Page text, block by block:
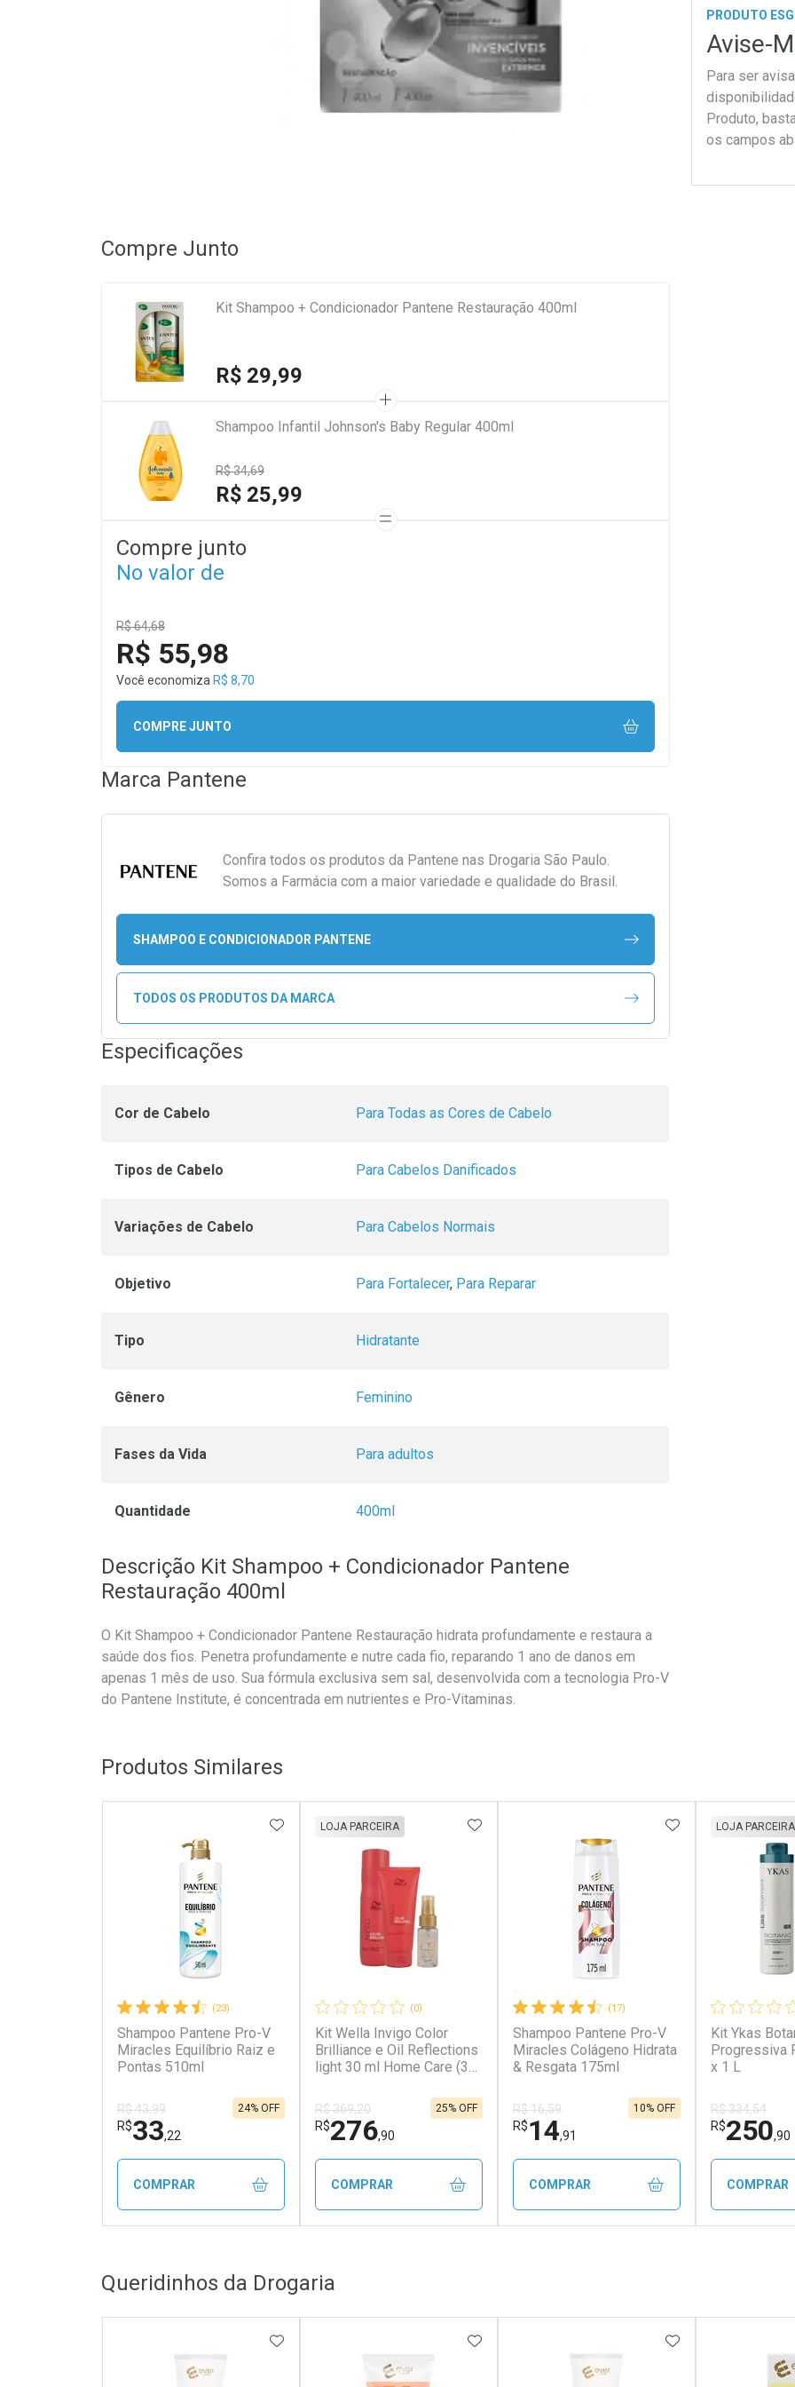
PRODUTO
Avise-
Para ser
Produto,
os campos
Compre Junto
Kit Shampoo + Condicionador Pantene Restauração 400ml
R$ 29,99
Shampoo Infantil Johnson's Baby Regular 400ml
R$ 34,69
R$ 25,99
Compre junto
No valor de
R$ 64,68
R$ 55,98
Você economiza R$ 8,70
COMPRE JUNTO
Marca Pantene
Confira todos os produtos da Pantene nas Drogaria São Paulo.
Somos a Farmácia com a maior variedade e qualidade do Brasil.
SHAMPOO E CONDICIONADOR PANTENE
TODOS OS PRODUTOS DA MARCA
Especificações
Cor de Cabelo Para Todas as Cores de Cabelo
Tipos de Cabelo Para Cabelos Danificados
Variações de Cabelo Para Cabelos Normais
Objetivo Para Fortalecer, Para Reparar
Tipo Hidratante
Gênero Feminino
Fases da Vida Para adultos
Quantidade 400ml
Descrição Kit Shampoo + Condicionador Pantene
Restauração 400ml
O Kit Shampoo + Condicionador Pantene Restauração hidrata profundamente e restaura a
saúde dos fios. Penetra profundamente e nutre cada fio, reparando 1 ano de danos em
apenas 1 mês de uso. Sua fórmula exclusiva sem sal, desenvolvida com a tecnologia Pro-V
do Pantene Institute, é concentrada em nutrientes e Pro-Vitaminas.
Produtos Similares
(23)
Shampoo Pantene Pro-V
Miracles Equilíbrio Raiz e
Pontas 510ml
R$ 43,99
R$33,22
24% OFF
ADICIONAR AOS FAVORITOS
COMPRAR
Laboratório
Por Menos
(0)
Kit Wella Invigo Color
Brilliance e Oil Reflections
light 30 ml Home Care (3
Color Brilliance Oil
Reflections light Trio
LOJA PARCEIRA
R$ 369,20
R$276,90
25% OFF
ADICIONAR AOS FAVORITOS
COMPRAR
Laboratório
Por Menos
(17)
Shampoo Pantene Pro-V
Miracles Colágeno Hidrata
& Resgata 175ml
R$ 16,59
R$14,91
10% OFF
ADICIONAR AOS
COMPRAR
Kit Ykas
Progressiva
x 1 L
LOJA PARCEIRA
R$ 334,54
R$250,90
COMPRAR
Queridinhos da Drogaria
ADICIONAR AOS FAVORITOSADICIONAR AOS FAVORITOSADICIONAR AOS